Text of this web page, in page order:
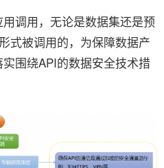
调用，无论是数据集还是预
式被调用的，为保障数据产
围绕API的数据安全技术措